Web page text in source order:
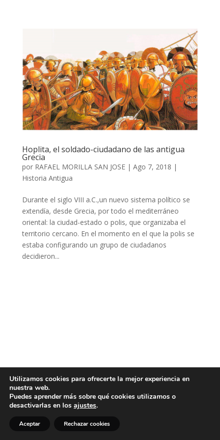
Hoplita, el soldado-ciudadano de las antigua
Grecia
por RAFAEL MORILLA SAN JOSE| Ago 7, 2018 |
Historia Antigua
Durante el siglo VIII a.C.,un nuevo sistema político se
extendía, desde Grecia, por todo el mediterráneo
oriental: la ciudad-estado o polis, que organizaba el
territorio cercano. En el momento en el que la polis se
estaba configurando un grupo de ciudadanos
decidieron...
Utilizamos cookies para ofrecerte la mejor experiencia en
nuestra web.
Puedes aprender más sobre qué cookies utilizamos o
desactivarlas en los ajustes.
Aceptar Rechazar cookies